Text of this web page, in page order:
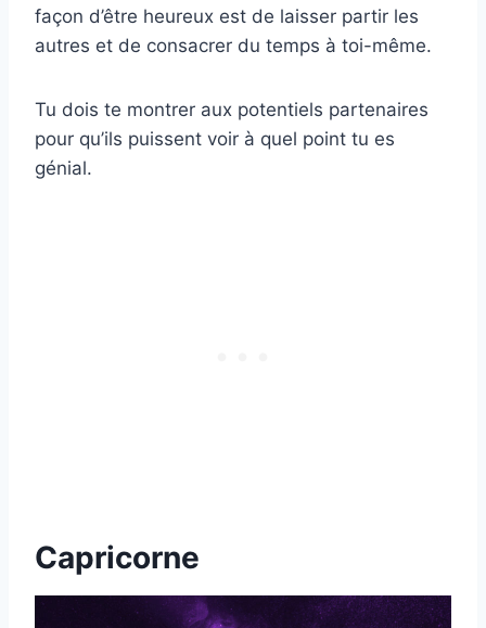
façon d’être heureux est de laisser partir les
autres et de consacrer du temps à toi-même.
Tu dois te montrer aux potentiels partenaires
pour qu’ils puissent voir à quel point tu es
génial.
Capricorne